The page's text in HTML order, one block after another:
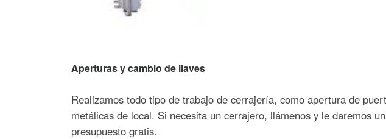
Aperturas y cambio de llaves
Realizamos todo tipo de trabajo de cerrajería, como apertura de
metálicas de local. Si necesita un cerrajero, llámenos y le daremos
presupuesto gratis.